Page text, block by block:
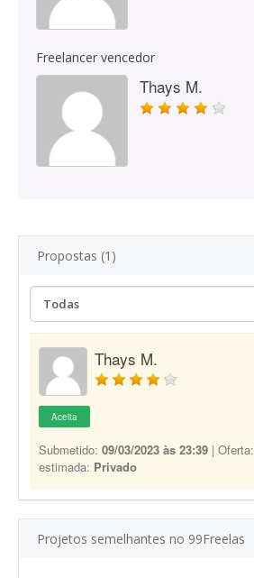
Freelancer vencedor
Thays M.
Propostas (1)
Thays M.
Aceita
Submetido: 09/03/2023 às 23:39 | Oferta:
estimada: Privado
Projetos semelhantes no 99Freelas